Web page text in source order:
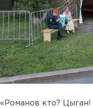
«Романов кто?